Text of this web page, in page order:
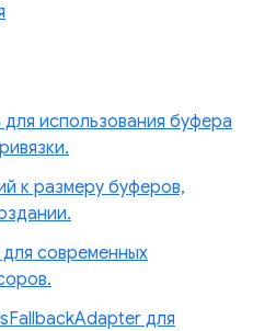
использования буфера
к размеру буферов,
для современных
для